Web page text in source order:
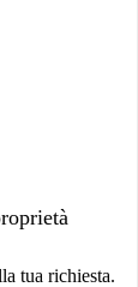
tua richiesta.